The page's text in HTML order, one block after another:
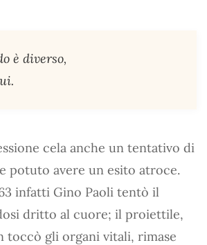
è diverso,
cela anche un tentativo di
potuto avere un esito atroce.
infatti Gino Paoli tentò il
dritto al cuore; il proiettile,
toccò gli organi vitali, rimase